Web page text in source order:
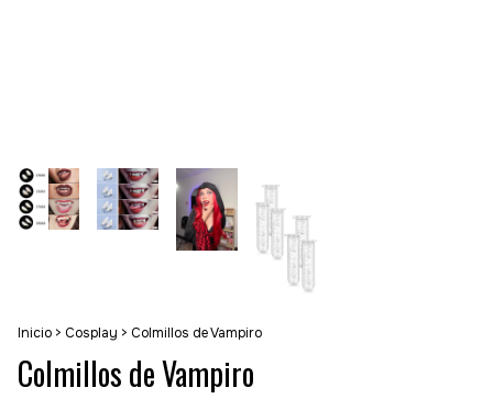
Inicio > Cosplay > Colmillos de Vampiro
Colmillos de Vampiro